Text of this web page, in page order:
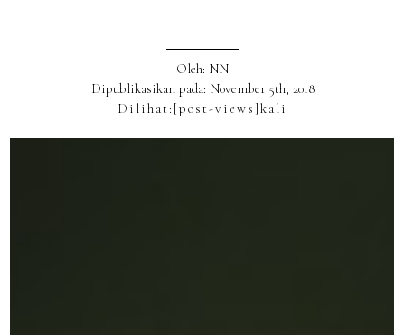
Oleh: NN
Dipublikasikan pada: November 5th, 2018
Dilihat: [post-views]kali